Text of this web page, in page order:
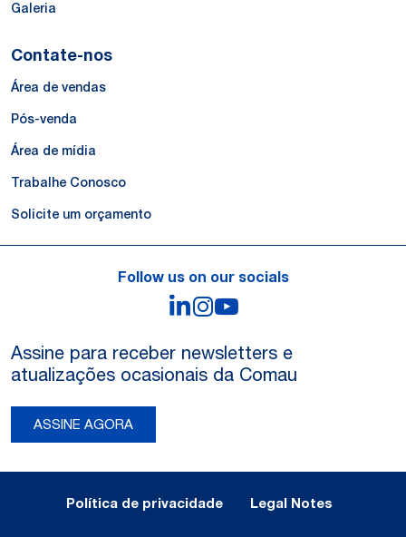
Galeria
Contate-nos
Área de vendas
Pós-venda
Área de mídia
Trabalhe Conosco
Solicite um orçamento
Follow us on our socials
LinkedIn
Instagram
Assine para receber newsletters e
atualizações ocasionais da Comau
ASSINE AGORA
Política de privacidade Legal Notes